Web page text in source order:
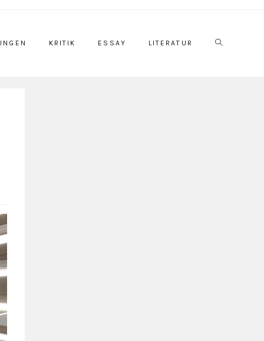
KRITIK ESSAY LITERATUR